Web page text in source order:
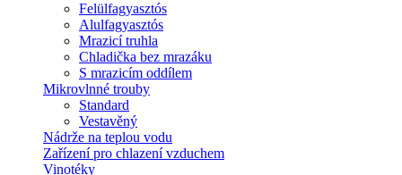
Felülfagyasztós
Alulfagyasztós
Mrazicí truhla
Chladička bez mrazáku
S mrazicím oddílem
Mikrovlnné trouby
Standard
Vestavěný
Nádrže na teplou vodu
Zařízení pro chlazení vzduchem
Vinotéky